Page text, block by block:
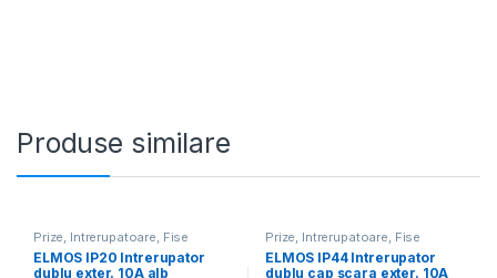
Produse similare
Prize, Intrerupatoare, Fise
ELMOS IP20 Intrerupator
dublu exter. 10A alb
Prize, Intrerupatoare, Fise
ELMOS IP44 Intrerupator
dublu cap scara exter. 10A